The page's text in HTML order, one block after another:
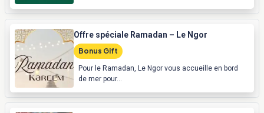
Offre spéciale Ramadan – Le Ngor
Bonus Gift
Pour le Ramadan, Le Ngor vous accueille en bord
de mer pour...